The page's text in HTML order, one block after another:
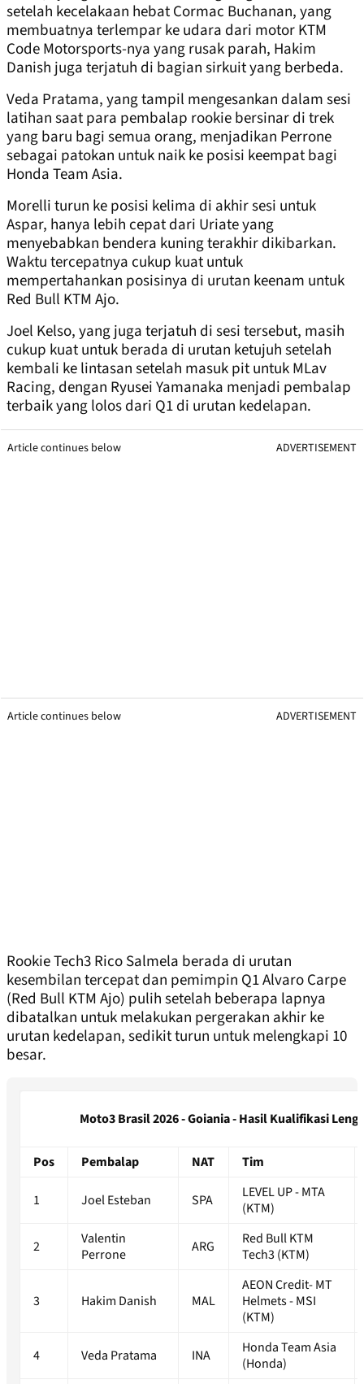
setelah kecelakaan hebat Cormac Buchanan, yang
membuatnya terlempar ke udara dari motor KTM
Code Motorsports-nya yang rusak parah, Hakim
Danish juga terjatuh di bagian sirkuit yang berbeda.
Veda Pratama, yang tampil mengesankan dalam sesi
latihan saat para pembalap rookie bersinar di trek
yang baru bagi semua orang, menjadikan Perrone
sebagai patokan untuk naik ke posisi keempat bagi
Honda Team Asia.
Morelli turun ke posisi kelima di akhir sesi untuk
Aspar, hanya lebih cepat dari Uriate yang
menyebabkan bendera kuning terakhir dikibarkan.
Waktu tercepatnya cukup kuat untuk
mempertahankan posisinya di urutan keenam untuk
Red Bull KTM Ajo.
Joel Kelso, yang juga terjatuh di sesi tersebut, masih
cukup kuat untuk berada di urutan ketujuh setelah
kembali ke lintasan setelah masuk pit untuk MLav
Racing, dengan Ryusei Yamanaka menjadi pembalap
terbaik yang lolos dari Q1 di urutan kedelapan.
Article continues below ADVERTISEMENT
Article continues below ADVERTISEMENT
Rookie Tech3 Rico Salmela berada di urutan
kesembilan tercepat dan pemimpin Q1 Alvaro Carpe
(Red Bull KTM Ajo) pulih setelah beberapa lapnya
dibatalkan untuk melakukan pergerakan akhir ke
urutan kedelapan, sedikit turun untuk melengkapi 10
besar.
Moto3 Brasil 2026 - Goiania - Hasil Kualifikasi
Pos Pembalap NAT Tim
1 Joel Esteban SPA
LEVEL UP - MTA
(KTM)
2
Valentin
Perrone
ARG
Red Bull KTM
Tech3 (KTM)
3 Hakim Danish MAL
AEON Credit- MT
Helmets - MSI
(KTM)
4 Veda Pratama INA
Honda Team Asia
(Honda)